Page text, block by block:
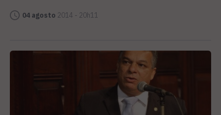
04 agosto 2014 - 20h11